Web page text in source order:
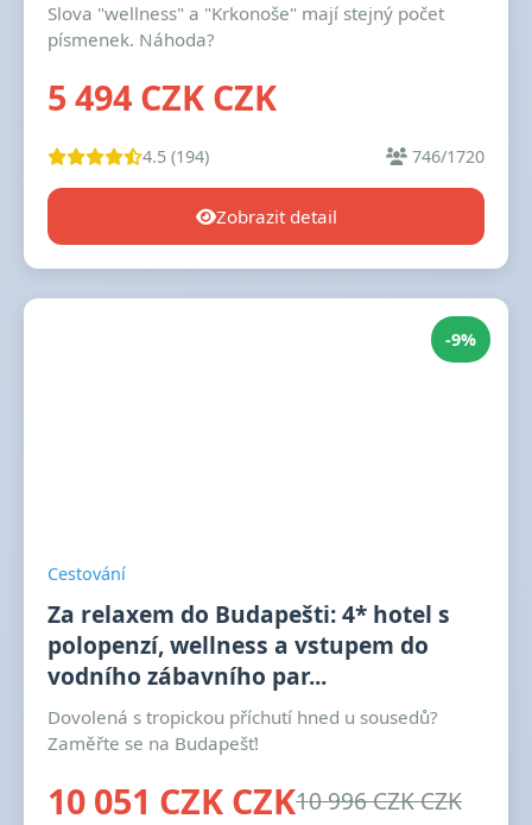
Slova "wellness" a "Krkonoše" mají stejný počet
písmenek. Náhoda?
5 494 CZK CZK
4.5 (194) 746/1720
Zobrazit detail
-9%
Cestování
Za relaxem do Budapešti: 4* hotel s
polopenzí, wellness a vstupem do
vodního zábavního par...
Dovolená s tropickou příchutí hned u sousedů?
Zaměřte se na Budapešť!
10 051 CZK CZK10 996 CZK CZK